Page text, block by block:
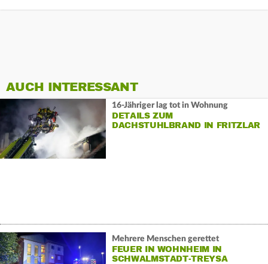
AUCH INTERESSANT
16-Jähriger lag tot in Wohnung
DETAILS ZUM
DACHSTUHLBRAND IN FRITZLAR
Mehrere Menschen gerettet
FEUER IN WOHNHEIM IN
SCHWALMSTADT-TREYSA